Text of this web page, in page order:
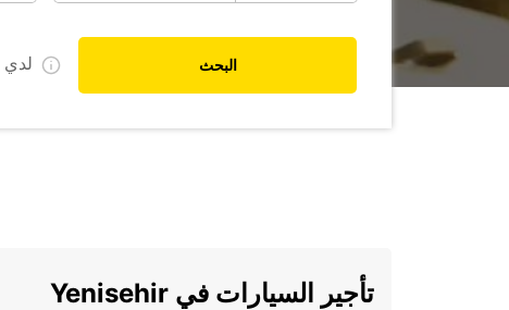
لدي البحث
تأجير السيارات في Yenisehir